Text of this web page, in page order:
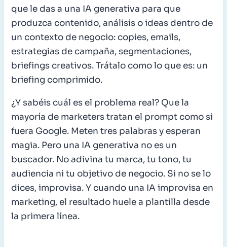
que le das a una IA generativa para que
produzca contenido, análisis o ideas dentro de
un contexto de negocio: copies, emails,
estrategias de campaña, segmentaciones,
briefings creativos. Trátalo como lo que es: un
briefing comprimido.
¿Y sabéis cuál es el problema real? Que la
mayoría de marketers tratan el prompt como si
fuera Google. Meten tres palabras y esperan
magia. Pero una IA generativa no es un
buscador. No adivina tu marca, tu tono, tu
audiencia ni tu objetivo de negocio. Si no se lo
dices, improvisa. Y cuando una IA improvisa en
marketing, el resultado huele a plantilla desde
la primera línea.